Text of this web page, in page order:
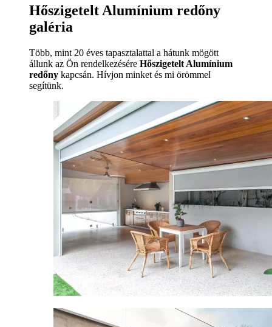
Hőszigetelt Alumínium redőny
galéria
Több, mint 20 éves tapasztalattal a hátunk mögött
állunk az Ön rendelkezésére Hőszigetelt Alumínium
redőny kapcsán. Hívjon minket és mi örömmel
segítünk.